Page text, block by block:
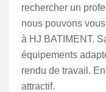
rechercher un
nous pouvons
à HJ BATIMENT.
équipements
rendu de travail.
attractif.